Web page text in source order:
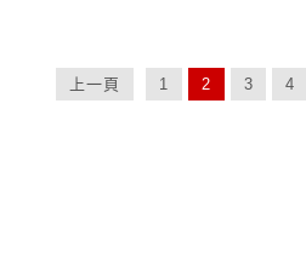
上一頁 1 2 3 4